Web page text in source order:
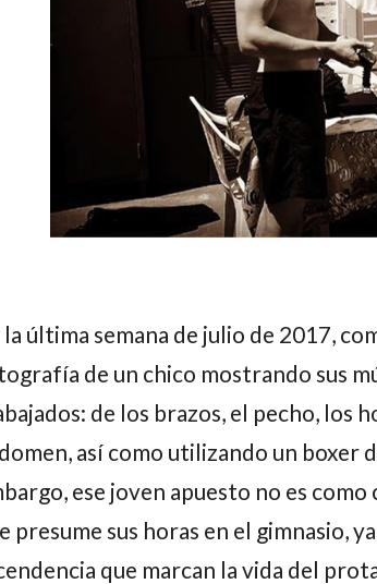
la última semana de julio de 2017,
de un chico mostrando sus
de los brazos, el pecho, los
así como utilizando un boxer
ese joven apuesto no es
presume sus horas en el gimnasio,
que marcan la vida del